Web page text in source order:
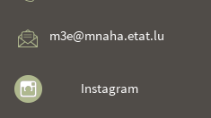
m3e@mnaha.etat.lu
Instagram